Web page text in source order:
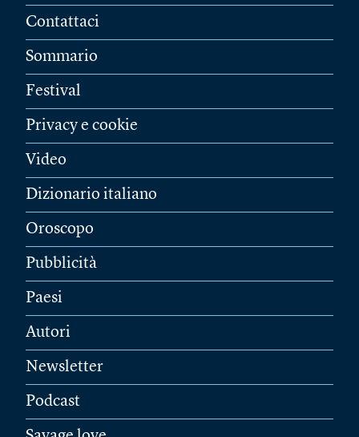
Contattaci
Sommario
Festival
Privacy e cookie
Video
Dizionario italiano
Oroscopo
Pubblicità
Paesi
Autori
Newsletter
Podcast